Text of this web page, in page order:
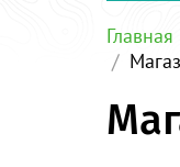
Главная